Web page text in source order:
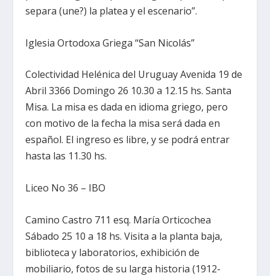
separa (une?) la platea y el escenario”.
Iglesia Ortodoxa Griega “San Nicolás”
Colectividad Helénica del Uruguay Avenida 19 de
Abril 3366 Domingo 26 10.30 a 12.15 hs. Santa
Misa. La misa es dada en idioma griego, pero
con motivo de la fecha la misa será dada en
español. El ingreso es libre, y se podrá entrar
hasta las 11.30 hs.
Liceo No 36 – IBO
Camino Castro 711 esq. María Orticochea
Sábado 25 10 a 18 hs. Visita a la planta baja,
biblioteca y laboratorios, exhibición de
mobiliario, fotos de su larga historia (1912-